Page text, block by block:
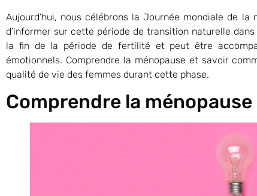
Aujourd’hui, nous célébrons la Journée mondiale de
d’informer sur cette période de transition naturelle
la fin de la période de fertilité et peut être
émotionnels. Comprendre la ménopause et savoir
qualité de vie des femmes durant cette phase.
Comprendre la ménopause